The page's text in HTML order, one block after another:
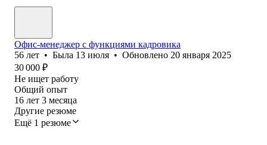
Офис-менеджер с функциями кадровика
56 лет • Была 13 июля • Обновлено 20 января 2025
30 000 ₽
Не ищет работу
Общий опыт
16 лет 3 месяца
Другие резюме
Ещё 1 резюме